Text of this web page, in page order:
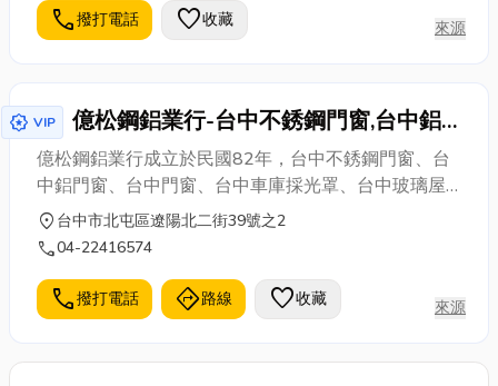
校機關之公共工程，歡迎來電洽詢~
call撥打電話 favorite收藏 來源
award_star VIP
億松鋼鋁業行-台中不銹鋼門窗,台中鋁
門窗,台中採光罩,台中氣密窗,台中不銹
鋼門
億松鋼鋁業行成立於民國82年，台中不銹鋼門窗、台
中鋁門窗、台中門窗、台中車庫採光罩、台中玻璃屋
專家。主要服務涵蓋台中不銹鋼鋁門窗安裝.擁有多不
銹鋼門窗、鋁門窗、車庫採光罩、玻璃屋、鍛鐵藝術
鋼門窗、鋁門窗、車庫採光罩、玻璃屋、鍛鐵藝術門
窗、防盜門等各式不銹鋼門窗(鋁門窗)施工安裝。億松
location_on 台中市北屯區遼陽北二街39號之2
call04-22416574
call撥打電話 directions路線 favorite收藏 來源